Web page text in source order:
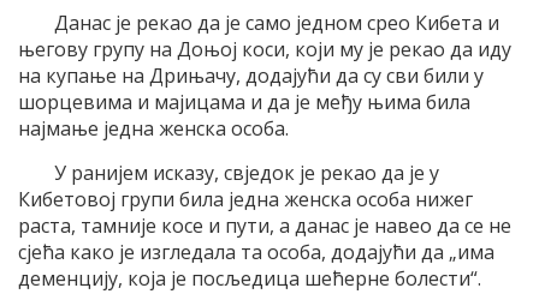
Данас је рекао да је само једном срео Кибета и
његову групу на Доњој коси, који му је рекао да иду
на купање на Дрињачу, додајући да су сви били у
шорцевима и мајицама и да је међу њима била
најмање једна женска особа.
У ранијем исказу, свједок је рекао да је у
Кибетовој групи била једна женска особа нижег
раста, тамније косе и пути, а данас је навео да се не
сјећа како је изгледала та особа, додајући да „има
деменцију, која је посљедица шећерне болести“.